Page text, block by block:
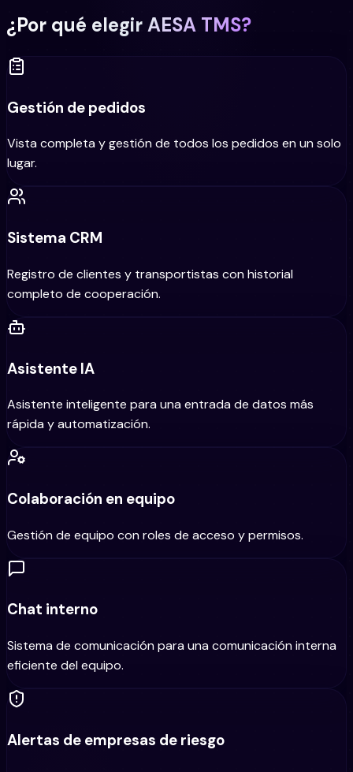
¿Por qué elegir AESA TMS?
Gestión de pedidos
Vista completa y gestión de todos los pedidos en un solo
lugar.
Sistema CRM
Registro de clientes y transportistas con historial
completo de cooperación.
Asistente IA
Asistente inteligente para una entrada de datos más
rápida y automatización.
Colaboración en equipo
Gestión de equipo con roles de acceso y permisos.
Chat interno
Sistema de comunicación para una comunicación interna
eficiente del equipo.
Alertas de empresas de riesgo